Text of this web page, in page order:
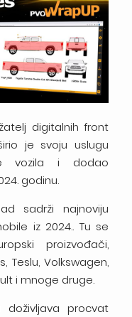
digitalnih front
je svoju uslugu
vozila i dodao
godinu.
sadrži najnoviju
iz 2024.. Tu se
proizvođači,
Teslu, Volkswagen,
i mnoge druge.
doživljava procvat